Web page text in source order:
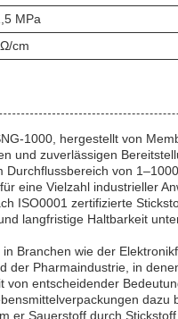
MPa
cm
1000, hergestellt von
und zuverlässigen
von
eine Vielzahl industrieller
ISO0001 zertifizierte
langfristige Haltbarkeit
Branchen wie der
der Pharmaindustrie, in
entscheidender
dazu
er Sauerstoff durch